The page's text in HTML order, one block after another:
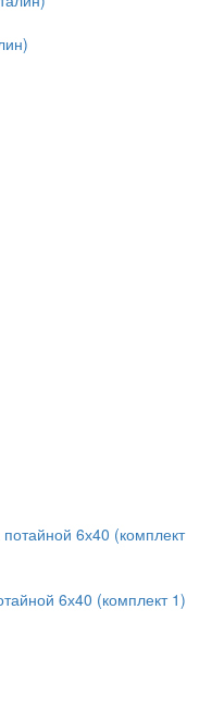
6х40 (комплект 1)